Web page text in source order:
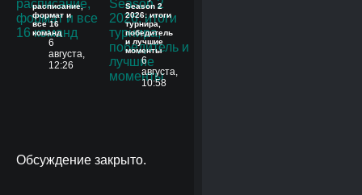
расписание,
формат и
все 16
команд
6
августа,
12:26
Season 2
2026: итоги
турнира,
победитель
и лучшие
моменты
6
августа,
10:58
Обсуждение закрыто.